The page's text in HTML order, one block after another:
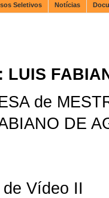
Seletivos Notícias
LUIS
de
DE
Vídeo II